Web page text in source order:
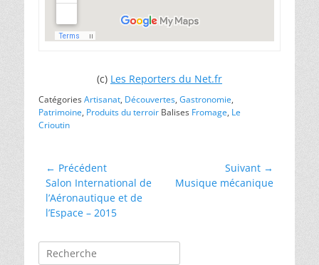
(c) Les Reporters du Net.fr
CatégoriesArtisanat, Découvertes, Gastronomie,
Patrimoine, Produits du terroir Balises Fromage, Le
Crioutin
Navigation
de
l’article
← Précédent
Article
précédent :
Salon International de
l’Aéronautique et de
l’Espace – 2015
Suivant →
Article
Musique mécanique
Rechercher :